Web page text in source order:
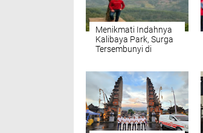
Menikmati Indahnya
Kalibaya Park, Surga
Tersembunyi di